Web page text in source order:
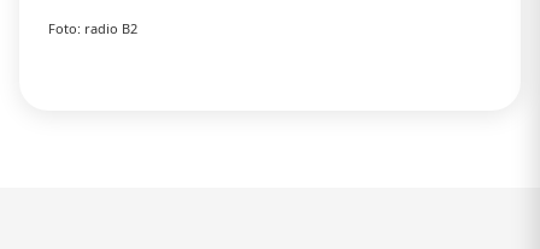
Foto: radio B2